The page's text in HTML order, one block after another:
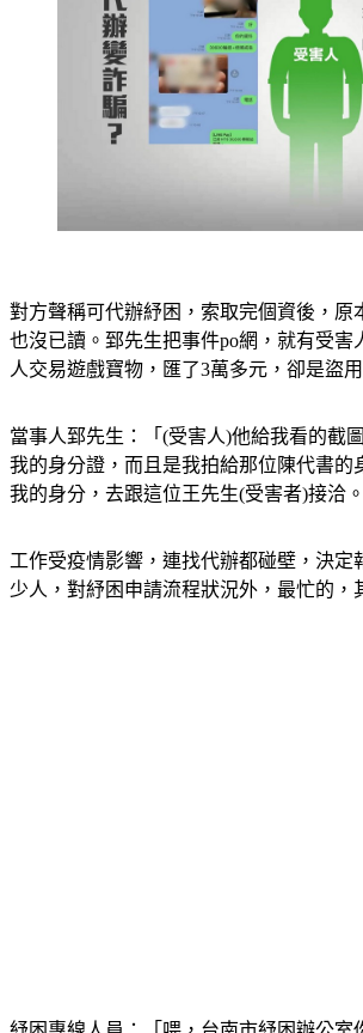
對方聲稱可代辦紓困，索取完個資後，原
也沒已讀。郅先生把事件po網，就有受害
人交易遊戲寶物，匯了3萬多元，卻是盜
當事人郅先生：「(受害人)他給我看的截
我的身分證，而且是我拍給那位陳代書的
我的身分，去跟這位王先生(受害者)接洽。
工作受疫情影響，連找代辦都碰壁，決定
少人，對紓困申請流程狀況外，最忙的，